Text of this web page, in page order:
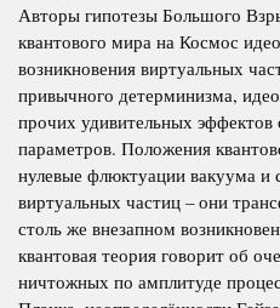
Авторы гипотезы Большого
квантового мира на Космос
возникновения виртуальных
привычного детерминизма,
прочих удивительных эффектов
параметров. Положения
нулевые флюктуации вакуума и
виртуальных частиц – они
столь же внезапном
квантовая теория говорит об
ничтожных по амплитуде